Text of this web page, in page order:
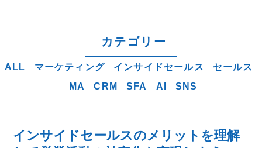
カテゴリー
ALL マーケティング インサイドセールス
セールス
MA
CRM SFA AI SNS
インサイドセールスのメリットを理解